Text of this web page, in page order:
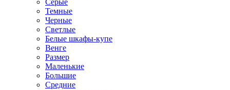
Серые
Темные
Черные
Светлые
Белые шкафы-купе
Венге
Размер
Маленькие
Большие
Средние